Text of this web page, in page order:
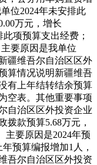
位2024年未安排此
万元，增长
项预算支出经费；
要原因是我单位
疆维吾尔自治区区外
算情况说明新疆维吾
有上年结转结余预算
空表。 其他重要事项
自治区区外投资企业
拨款预算5.68万元，
主要原因是2024年预
预算编报增加1人，
吾尔自治区区外投资